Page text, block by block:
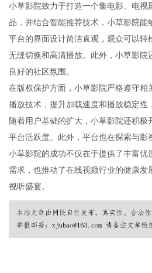
小草影院致力于打造一个集电影、电
品，并结合智能推荐技术，小草影院
平台的界面设计简洁直观，观众可以
无缝切换和高清播放。此外，小草影
良好的社区氛围。
在版权保护方面，小草影院严格遵守
播放技术，提升加载速度和播放稳定
随着用户基础的扩大，小草影院还积
平台活跃度。此外，平台也在探索与
小草影院的成功不仅在于提供了丰富
需求，也推动了在线视频行业的健康
视听盛宴。